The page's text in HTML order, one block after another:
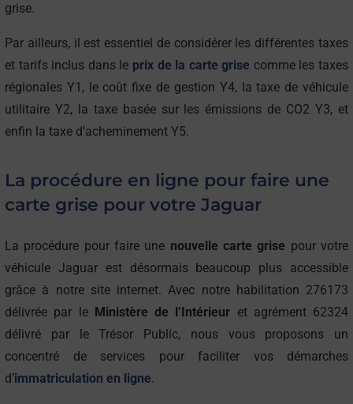
grise.
Par ailleurs, il est essentiel de considérer les différentes taxes
et tarifs inclus dans le prix de la carte grise comme les taxes
régionales Y1, le coût fixe de gestion Y4, la taxe de véhicule
utilitaire Y2, la taxe basée sur les émissions de CO2 Y3, et
enfin la taxe d’acheminement Y5.
La procédure en ligne pour faire une
carte grise pour votre Jaguar
La procédure pour faire une nouvelle carte grise pour votre
véhicule Jaguar est désormais beaucoup plus accessible
grâce à notre site internet. Avec notre habilitation 276173
délivrée par le Ministère de l’Intérieur et agrément 62324
délivré par le Trésor Public, nous vous proposons un
concentré de services pour faciliter vos démarches
d’immatriculation en ligne.